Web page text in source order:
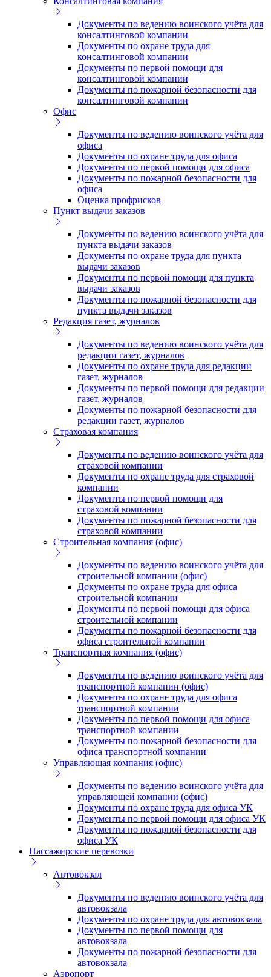
Документы по ведению воинского учёта для
консалтинговой компании
Документы по охране труда для
консалтинговой компании
Документы по первой помощи для
консалтинговой компании
Документы по пожарной безопасности для
консалтинговой компании
Офис
Документы по ведению воинского учёта для
офиса
Документы по охране труда для офиса
Документы по первой помощи для офиса
Документы по пожарной безопасности для
офиса
Оценка профрисков
Пункт выдачи заказов
Документы по ведению воинского учёта для
пункта выдачи заказов
Документы по охране труда для пункта
выдачи заказов
Документы по первой помощи для пункта
выдачи заказов
Документы по пожарной безопасности для
пункта выдачи заказов
Редакция газет, журналов
Документы по ведению воинского учёта для
редакции газет, журналов
Документы по охране труда для редакции
газет, журналов
Документы по первой помощи для редакции
газет, журналов
Документы по пожарной безопасности для
редакции газет, журналов
Страховая компания
Документы по ведению воинского учёта для
страховой компании
Документы по охране труда для страховой
компании
Документы по первой помощи для
страховой компании
Документы по пожарной безопасности для
страховой компании
Строительная компания (офис)
Документы по ведению воинского учёта для
строительной компании (офис)
Документы по охране труда для офиса
строительной компании
Документы по первой помощи для офиса
строительной компании
Документы по пожарной безопасности для
офиса строительной компании
Транспортная компания (офис)
Документы по ведению воинского учёта для
транспортной компании (офис)
Документы по охране труда для офиса
транспортной компании
Документы по первой помощи для офиса
транспортной компании
Документы по пожарной безопасности для
офиса транспортной компании
Управляющая компания (офис)
Документы по ведению воинского учёта для
управляющей компании (офис)
Документы по охране труда для офиса УК
Документы по первой помощи для офиса УК
Документы по пожарной безопасности для
офиса УК
Пассажирские перевозки
Автовокзал
Документы по ведению воинского учёта для
автовокзала
Документы по охране труда для автовокзала
Документы по первой помощи для
автовокзала
Документы по пожарной безопасности для
автовокзала
Аэропорт